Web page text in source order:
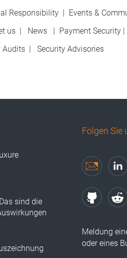
Responsibility| Events &
us| News | Payment Security|
Audits| Security Advisories
sind die
Folgen Sie
Meldung
oder eines